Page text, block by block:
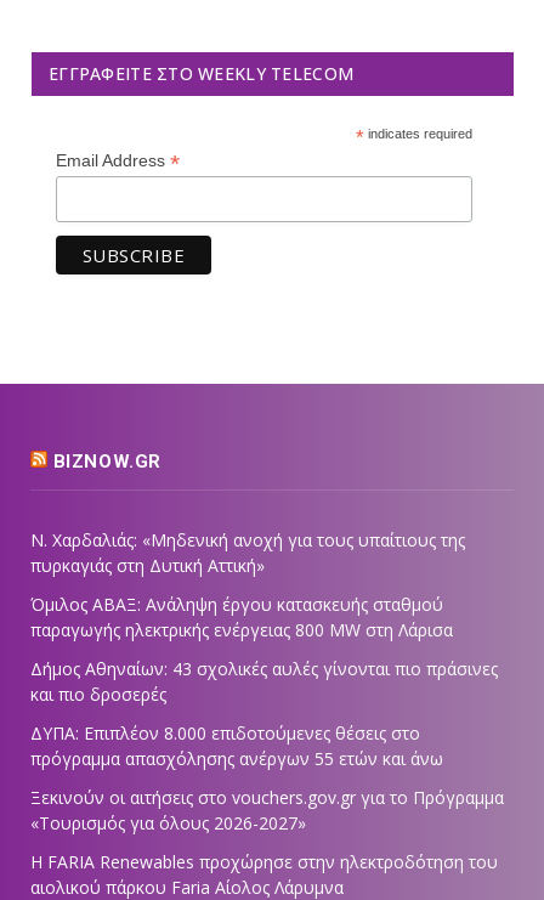
ΕΓΓΡΑΦΕΊΤΕ ΣΤΟ WEEKLY TELECOM
*indicates required
Email Address *
BIZNOW.GR
Ν. Χαρδαλιάς: «Μηδενική ανοχή για τους υπαίτιους της
πυρκαγιάς στη Δυτική Αττική»
Όμιλος ΑΒΑΞ: Ανάληψη έργου κατασκευής σταθμού
παραγωγής ηλεκτρικής ενέργειας 800 ΜW στη Λάρισα
Δήμος Αθηναίων: 43 σχολικές αυλές γίνονται πιο πράσινες
και πιο δροσερές
ΔΥΠΑ: Επιπλέον 8.000 επιδοτούμενες θέσεις στο
πρόγραμμα απασχόλησης ανέργων 55 ετών και άνω
Ξεκινούν οι αιτήσεις στο vouchers.gov.gr για το Πρόγραμμα
«Τουρισμός για όλους 2026-2027»
Η FARIA Renewables προχώρησε στην ηλεκτροδότηση του
αιολικού πάρκου Faria Αίολος Λάρυμνα